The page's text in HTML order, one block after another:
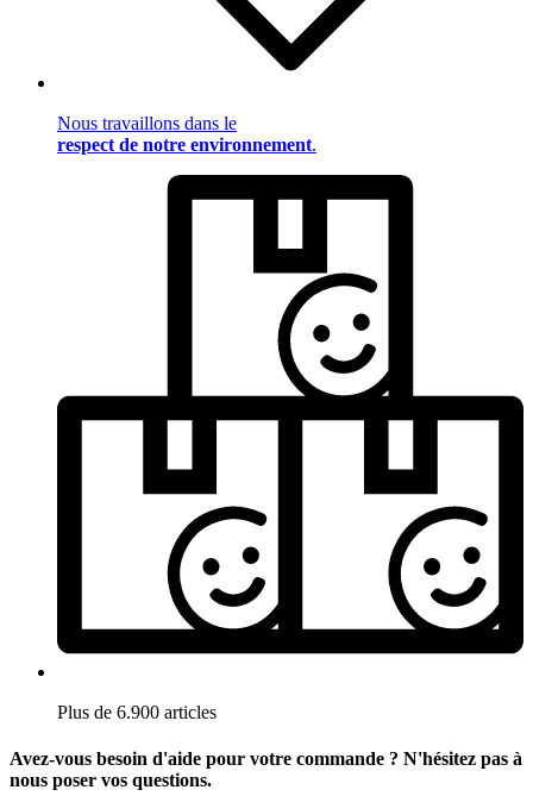
Nous travaillons dans le
respect de notre environnement.
Plus de 6.900 articles
Avez-vous besoin d'aide pour votre commande ? N'hésitez pas à
nous poser vos questions.